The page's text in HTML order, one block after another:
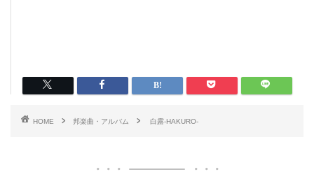
HOME 邦楽曲・アルバム 白露-HAKURO-